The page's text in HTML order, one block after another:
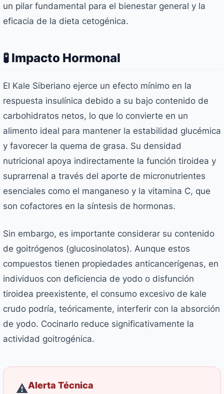
un pilar fundamental para el bienestar general y la
eficacia de la dieta cetogénica.
🧪 Impacto Hormonal
El Kale Siberiano ejerce un efecto mínimo en la
respuesta insulínica debido a su bajo contenido de
carbohidratos netos, lo que lo convierte en un
alimento ideal para mantener la estabilidad glucémica
y favorecer la quema de grasa. Su densidad
nutricional apoya indirectamente la función tiroidea y
suprarrenal a través del aporte de micronutrientes
esenciales como el manganeso y la vitamina C, que
son cofactores en la síntesis de hormonas.
Sin embargo, es importante considerar su contenido
de goitrógenos (glucosinolatos). Aunque estos
compuestos tienen propiedades anticancerígenas, en
individuos con deficiencia de yodo o disfunción
tiroidea preexistente, el consumo excesivo de kale
crudo podría, teóricamente, interferir con la absorción
de yodo. Cocinarlo reduce significativamente la
actividad goitrogénica.
⚠️Alerta Técnica